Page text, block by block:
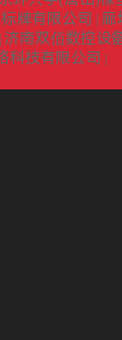
牌有限公司 廊
济南双佰数控设
科技有限公司